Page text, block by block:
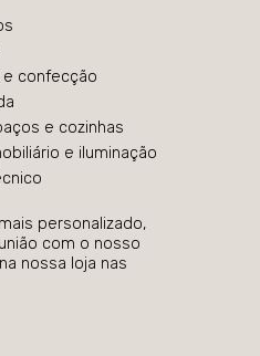
confecção
e cozinhas
e iluminação
personalizado,
com o nosso
nossa loja nas